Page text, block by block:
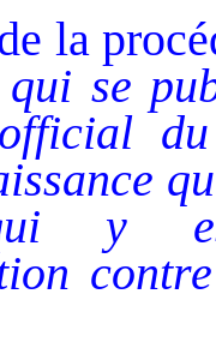
la
se
y est